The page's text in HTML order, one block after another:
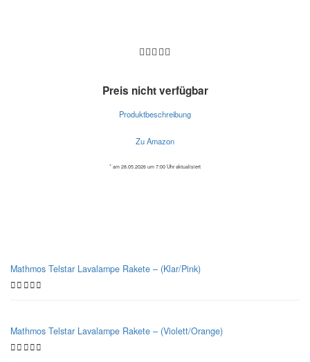
Preis nicht verfügbar
Produktbeschreibung
Zu Amazon
* am 28.05.2026 um 7:00 Uhr aktualisiert
Mathmos Telstar Lavalampe Rakete – (Klar/Pink)
Mathmos Telstar Lavalampe Rakete – (Violett/Orange)